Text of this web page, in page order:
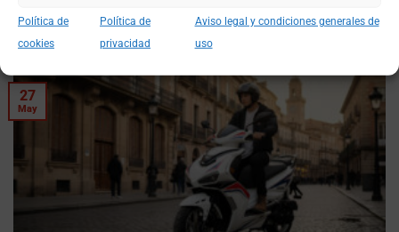
Política de
cookies
Política de
privacidad
Aviso legal y condiciones generales de
uso
27
May